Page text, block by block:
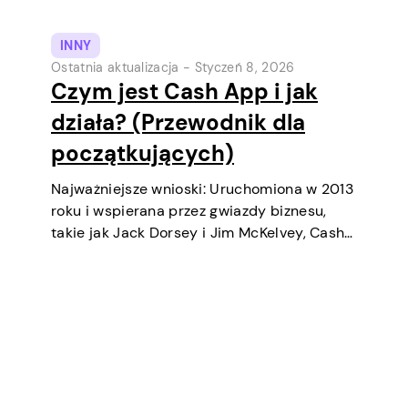
INNY
Ostatnia aktualizacja - Styczeń 8, 2026
Czym jest Cash App i jak
działa? (Przewodnik dla
początkujących)
Najważniejsze wnioski: Uruchomiona w 2013
roku i wspierana przez gwiazdy biznesu,
takie jak Jack Dorsey i Jim McKelvey, Cash